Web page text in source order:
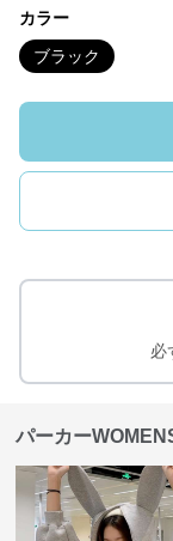
カラー
ブラック
必
パーカー